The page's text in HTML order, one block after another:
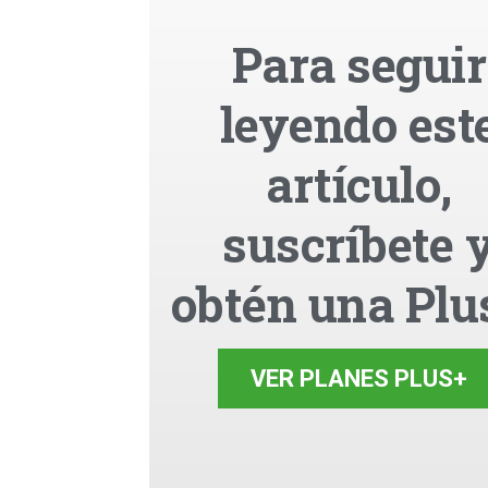
Para seguir
leyendo
artículo,
suscríbete
obtén una
VER PLANES PLUS+